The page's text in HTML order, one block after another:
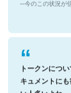
トークンにつ
キュメントに
い人多いよね